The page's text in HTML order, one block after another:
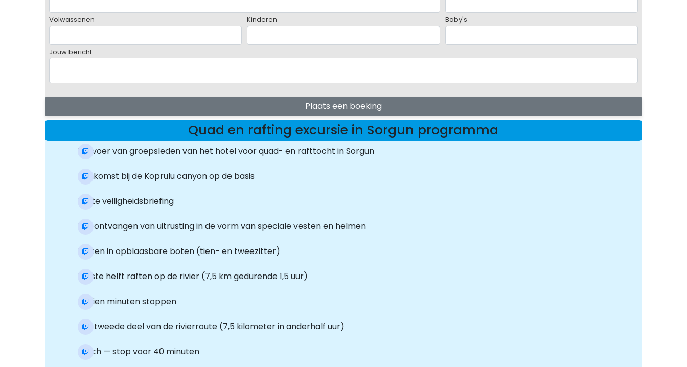
Volwassenen Kinderen Baby's
Jouw bericht
Plaats een boeking
Quad en rafting excursie in Sorgun programma
Vervoer van groepsleden van het hotel voor quad- en rafttocht in Sorgun
Aankomst bij de Koprulu canyon op de basis
Korte veiligheidsbriefing
Het ontvangen van uitrusting in de vorm van speciale vesten en helmen
Raften in opblaasbare boten (tien- en tweezitter)
Eerste helft raften op de rivier (7,5 km gedurende 1,5 uur)
Vijftien minuten stoppen
Het tweede deel van de rivierroute (7,5 kilometer in anderhalf uur)
Lunch — stop voor 40 minuten